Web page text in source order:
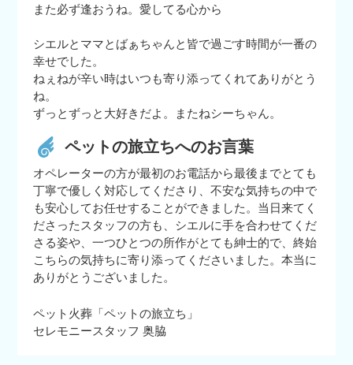
また必ず逢おうね。愛してる心から
シエルとママとばぁちゃんと皆で過ごす時間が一番の
幸せでした。
ねぇねが辛い時はいつも寄り添ってくれてありがとう
ね。
ずっとずっと大好きだよ。またねシーちゃん。
ペットの旅立ちへのお言葉
オペレーターの方が最初のお電話から最後までとても
丁寧で優しく対応してくださり、不安な気持ちの中で
も安心してお任せすることができました。当日来てく
ださったスタッフの方も、シエルに手を合わせてくだ
さる姿や、一つひとつの所作がとても紳士的で、終始
こちらの気持ちに寄り添ってくださいました。本当に
ありがとうございました。
ペット火葬「ペットの旅立ち」
セレモニースタッフ 奥脇